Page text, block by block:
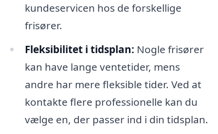
kundeservicen hos de forskellige
frisører.
Fleksibilitet i tidsplan: Nogle frisører
kan have lange ventetider, mens
andre har mere fleksible tider. Ved at
kontakte flere professionelle kan du
vælge en, der passer ind i din tidsplan.